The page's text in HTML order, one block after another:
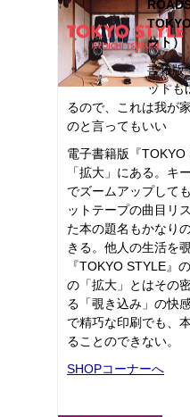
ット）
書籍版
ットも
るので、これは我が
のと言ってもいい
電子書籍版『
「拡大」にある。キ
でズームアップして
ットテープの曲目リ
た本の題名もかなり
きる。他人の生活を
『TOKYO STYLE』
の「拡大」とはその
る「覗き込み」の快
で精巧な印刷でも、
ることのできない。
SHOPコーナーへ